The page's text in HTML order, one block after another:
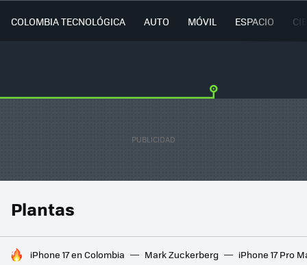
COLOMBIA TECNOLÓGICA AUTO MÓVIL ESPACIO
Plantas
HOY SE HABLA DE
iPhone 17 en Colombia Mark Zuckerberg iPhone 17 Pro